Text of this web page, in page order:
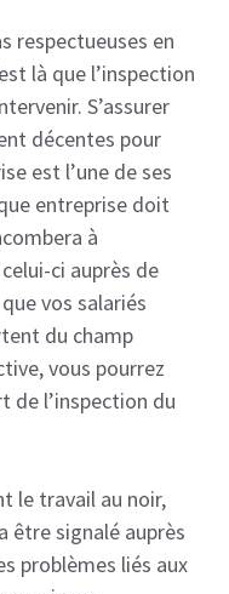
respectueuses en
là que l’inspection
S’assurer
décentes pour
est l’une de ses
entreprise doit
à
ci auprès de
vos salariés
du champ
vous pourrez
de l’inspection du
le travail au noir,
être signalé auprès
problèmes liés aux